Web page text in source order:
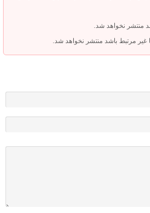
منتشر نخواهد شد.
غیر مرتبط باشد منتشر نخواهد شد.